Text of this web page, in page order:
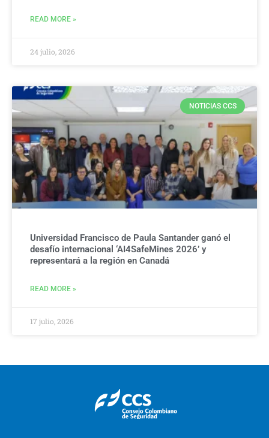
READ MORE »
24 julio, 2026
NOTICIAS CCS
Universidad Francisco de Paula Santander ganó el
desafío internacional ‘AI4SafeMines 2026’ y
representará a la región en Canadá
READ MORE »
17 julio, 2026